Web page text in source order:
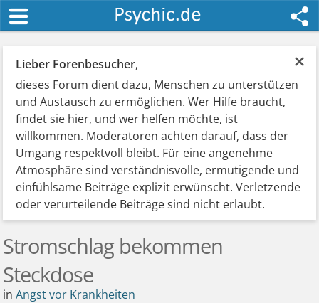
×
Lieber Forenbesucher,
dieses Forum dient dazu, Menschen zu unterstützen
und Austausch zu ermöglichen. Wer Hilfe braucht,
findet sie hier, und wer helfen möchte, ist
willkommen. Moderatoren achten darauf, dass der
Umgang respektvoll bleibt. Für eine angenehme
Atmosphäre sind verständnisvolle, ermutigende und
einfühlsame Beiträge explizit erwünscht. Verletzende
oder verurteilende Beiträge sind nicht erlaubt.
Stromschlag bekommen
Steckdose
inAngst vor Krankheiten